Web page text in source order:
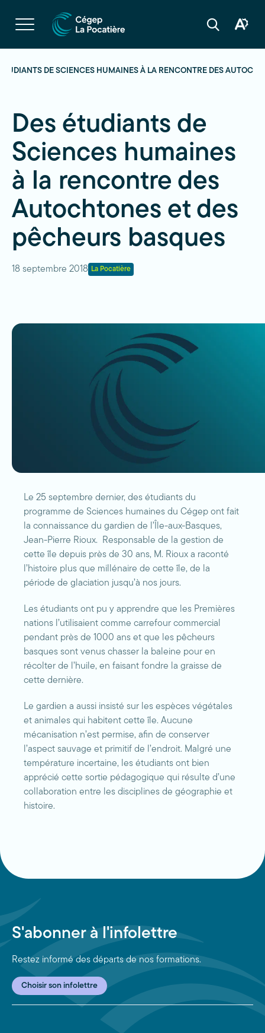
Ouvrir
la
navigation
Ouvrir
Ouvrir
DE SCIENCES HUMAINES À LA RENCONTRE DES
Des étudiants de
Sciences humaines
à la rencontre des
Autochtones et des
pêcheurs basques
18 septembre 2018 La Pocatière
Le 25 septembre dernier, des étudiants du
programme de Sciences humaines du Cégep ont fait
la connaissance du gardien de l’Île-aux-Basques,
Jean-Pierre Rioux. Responsable de la gestion de
cette île depuis près de 30 ans, M. Rioux a raconté
l’histoire plus que millénaire de cette île, de la
période de glaciation jusqu’à nos jours.
Les étudiants ont pu y apprendre que les Premières
nations l’utilisaient comme carrefour commercial
pendant près de 1000 ans et que les pêcheurs
basques sont venus chasser la baleine pour en
récolter de l’huile, en faisant fondre la graisse de
cette dernière.
Le gardien a aussi insisté sur les espèces végétales
et animales qui habitent cette île. Aucune
mécanisation n’est permise, afin de conserver
l’aspect sauvage et primitif de l’endroit. Malgré une
température incertaine, les étudiants ont bien
apprécié cette sortie pédagogique qui résulte d’une
collaboration entre les disciplines de géographie et
histoire.
S'abonner à l'infolettre
Restez informé des départs de nos formations.
Choisir son infolettre